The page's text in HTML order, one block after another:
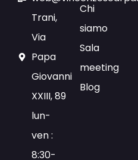
Trani,
Via
Papa
Giovanni
XXIII, 89
lun-
ven :
8:30-
Chi
siamo
Sala
meeting
Blog